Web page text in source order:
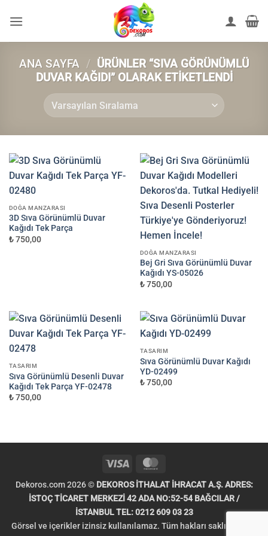
atla
ANA SAYFA / ÜRÜNLER “SIVA GÖRÜNÜMLÜ
DUVAR KAĞIDI” OLARAK ETIKETLENDI
DOĞA MANZARASI
3D Sıva Görünümlü Duvar
Kağıdı Tek Parça
₺ 750,00
DOĞA MANZARASI
Bej Gri Sıva Görünümlü Duvar
Kağıdı YS-05026
₺ 750,00
TASARIM
Sıva Görünümlü Desenli Duvar
Kağıdı Tek Parça YF-02478
₺ 750,00
TASARIM
Sıva Görünümlü Duvar Kağıdı
YD-02499
₺ 750,00
Visa
Dekoros.com 2026 © DEKOROS İTHALAT İHRACAT A.Ş. ADRES:
İSTOÇ TİCARET MERKEZİ 42 ADA NO:52-54 BAĞCILAR /
İSTANBUL TEL: 0212 609 03 23
Görsel ve içerikler izinsiz kullanılamaz. Tüm hakları saklıdır. Telif